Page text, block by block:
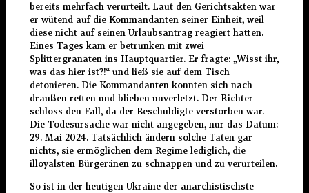
bereits mehrfach verurteilt. Laut den Gerichtsakten war
er wütend auf die Kommandanten seiner Einheit, weil
diese nicht auf seinen Urlaubsantrag reagiert hatten.
Eines Tages kam er betrunken mit zwei
Splittergranaten ins Hauptquartier. Er fragte: „Wisst ihr,
was das hier ist?!“ und ließ sie auf dem Tisch
detonieren. Die Kommandanten konnten sich nach
draußen retten und blieben unverletzt. Der Richter
schloss den Fall, da der Beschuldigte verstorben war.
Die Todesursache war nicht angegeben, nur das Datum:
29. Mai 2024. Tatsächlich ändern solche Taten gar
nichts, sie ermöglichen dem Regime lediglich, die
illoyalsten Bürger:inen zu schnappen und zu verurteilen.
So ist in der heutigen Ukraine der anarchistischste